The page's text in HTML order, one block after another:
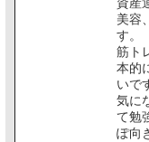
資産
美容
す。
筋ト
本的
いで
気に
て勉
ぽ向